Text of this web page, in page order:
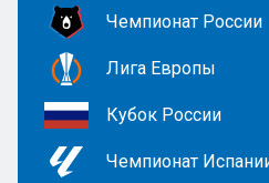
Чемпионат России
Лига Европы
Кубок России
Чемпионат